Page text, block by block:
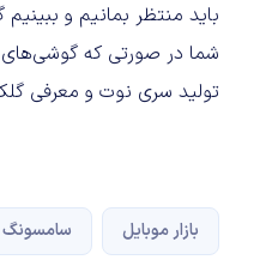
تولید سری نوت و معرفی گلکسی نوت ۲۱ وجود دارد؟ نظر خود را با ما و دیگر
بازار موبایل سامسونگ